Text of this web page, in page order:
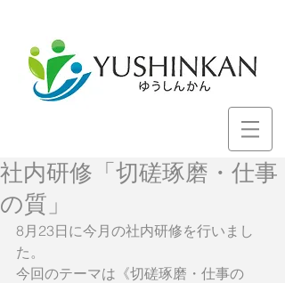
社内研修「切磋琢磨・仕事
の質」
8月23日に今月の社内研修を行いまし
た。
今回のテーマは《切磋琢磨・仕事の